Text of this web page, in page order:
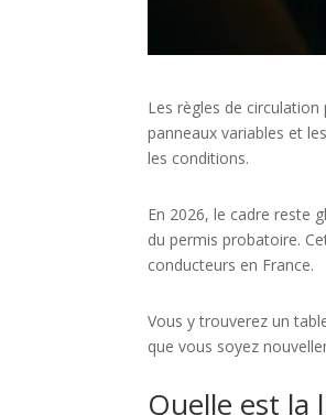
Les règles de
panneaux variables et
les conditions.
En 2026, le cadre reste
du permis probatoire.
conducteurs en France.
Vous y trouverez un
que vous soyez
Quelle est la